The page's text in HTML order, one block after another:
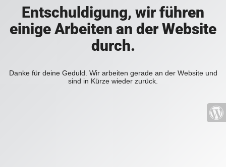
Entschuldigung, wir führen
einige Arbeiten an der Website
durch.
Danke für deine Geduld. Wir arbeiten gerade an der Website und
sind in Kürze wieder zurück.